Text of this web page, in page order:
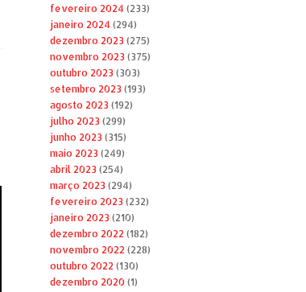
fevereiro 2024 (233)
janeiro 2024 (294)
dezembro 2023(275)
novembro 2023(375)
outubro 2023(303)
setembro 2023(193)
agosto 2023(192)
julho 2023(299)
junho 2023(315)
maio 2023(249)
abril 2023(254)
março 2023(294)
fevereiro 2023(232)
janeiro 2023(210)
dezembro 2022(182)
novembro 2022(228)
outubro 2022(130)
dezembro 2020(1)